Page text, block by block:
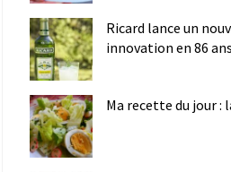
Ricard lance un
innovation en 86
Ma recette du jour :